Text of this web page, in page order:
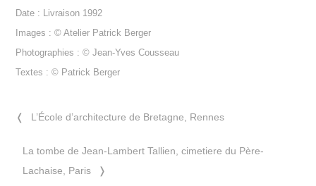
Date : Livraison 1992
Images : © Atelier Patrick Berger
Photographies : © Jean-Yves Cousseau
Textes : © Patrick Berger
❬ L’École d’architecture de Bretagne, Rennes
La tombe de Jean-Lambert Tallien, cimetiere du Père-
Lachaise, Paris
❭